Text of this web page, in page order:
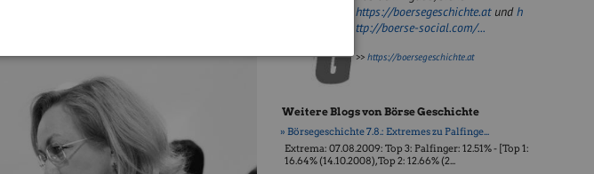
https://boersegeschichte.atundh
ttp://boerse-social.com/...
>>https://boersegeschichte.at
Weitere Blogs von Börse Geschichte
» Börsegeschichte 7.8.: Extremes zu Palfinge...
Extrema: 07.08.2009: Top 3: Palfinger: 12.51% - [Top 1:
16.64% (14.10.2008), Top 2: 12.66% (2...